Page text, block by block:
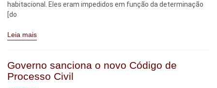
habitacional. Eles eram impedidos em função da determinação
[do
Leia mais
Governo sanciona o novo Código de
Processo Civil